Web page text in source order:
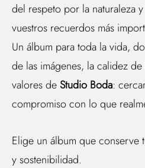
del respeto por la naturaleza
vuestros recuerdos más
Un álbum para toda la vida,
de las imágenes, la calidez
valores deStudio Boda:
compromiso con lo que
Elige un álbum que conserve
y sostenibilidad.